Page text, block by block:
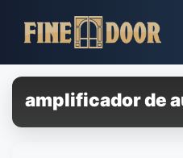
para
conteúdo
amplificador de